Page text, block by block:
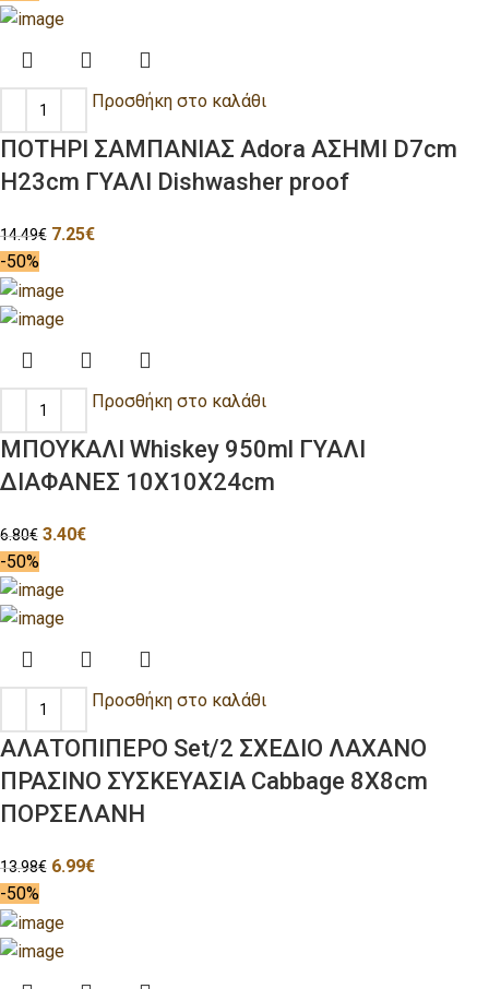
Προσθήκη στο καλάθι
ΠΟΤΗΡΙ ΣΑΜΠΑΝΙΑΣ Adora ΑΣΗΜΙ D7cm
H23cm ΓΥΑΛΙ Dishwasher proof
14.49€ 7.25€
-50%
Προσθήκη στο καλάθι
ΜΠΟΥΚΑΛΙ Whiskey 950ml ΓΥΑΛΙ
ΔΙΑΦΑΝΕΣ 10Χ10Χ24cm
6.80€ 3.40€
-50%
Προσθήκη στο καλάθι
ΑΛΑΤΟΠΙΠΕΡΟ Set/2 ΣΧΕΔΙΟ ΛΑΧΑΝΟ
ΠΡΑΣΙΝΟ ΣΥΣΚΕΥΑΣΙΑ Cabbage 8X8cm
ΠΟΡΣΕΛΑΝΗ
13.98€ 6.99€
-50%